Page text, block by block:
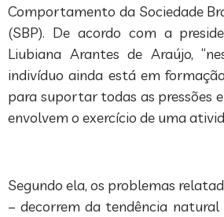
Comportamento da Sociedade
(SBP). De acordo com a
Liubiana Arantes de Araújo,
indivíduo ainda está em
para suportar todas as pressões
envolvem o exercício de uma
Segundo ela, os problemas
– decorrem da tendência natural